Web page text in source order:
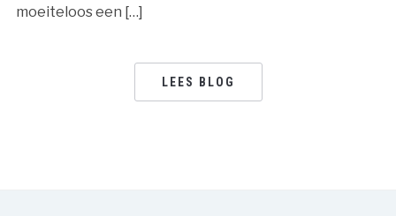
moeiteloos een […]
LEES BLOG